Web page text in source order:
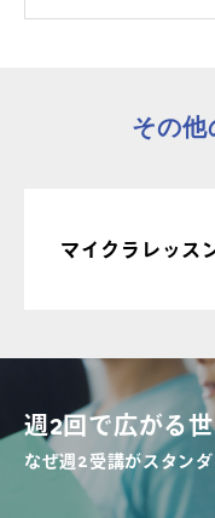
その
マイクラレッス
週2回で広がる
なぜ週2受講がスタン